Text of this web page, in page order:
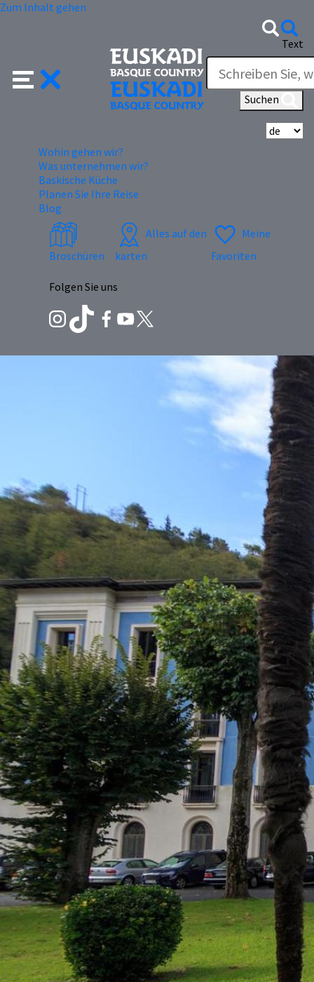
Zum Inhalt gehen
Text
Suchen
Wohin gehen wir?
Was unternehmen wir?
Baskische Küche
Planen Sie Ihre Reise
Blog
Broschüren
Alles auf den
karten
Meine
Favoriten
Folgen Sie uns